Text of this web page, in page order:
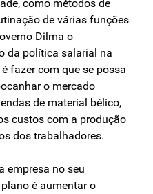
como métodos de
de várias funções
Dilma o
da política salarial na
fazer com que se possa
o mercado
de material bélico,
custos com a produção
dos trabalhadores.
empresa no seu
plano é aumentar o